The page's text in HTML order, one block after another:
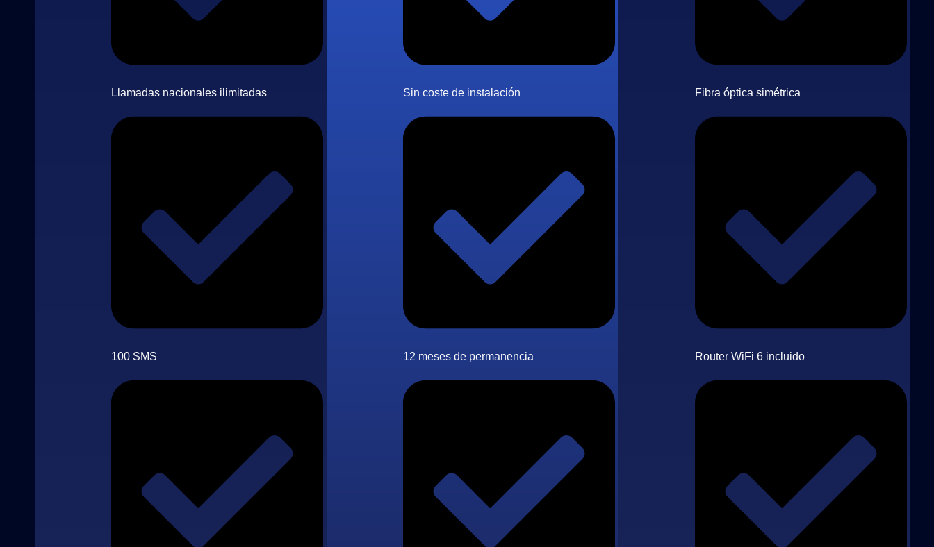
Llamadas nacionales ilimitadas
100 SMS
Sin coste de instalación
12 meses de permanencia
Fibra óptica simétrica
Router WiFi 6 incluido